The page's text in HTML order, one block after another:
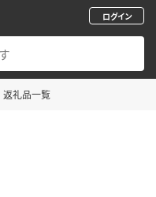
ログイン
返礼品一覧